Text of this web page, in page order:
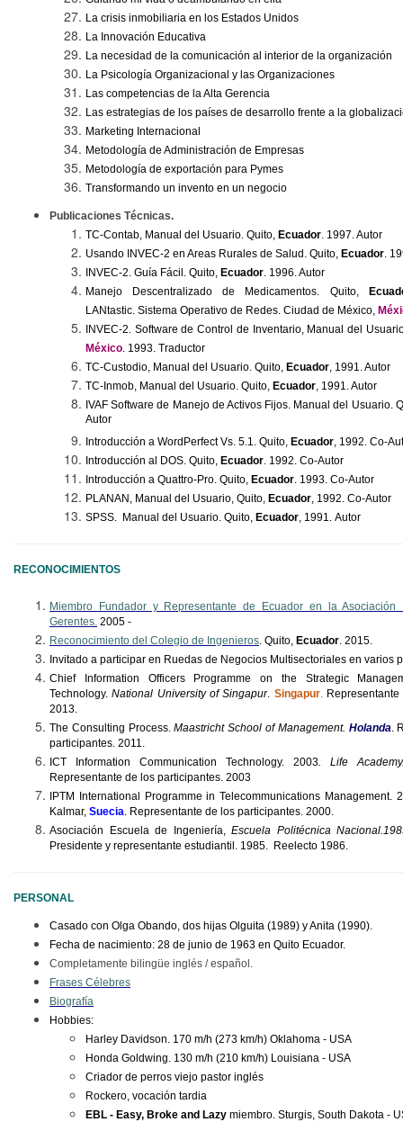
La crisis inmobiliaria en los Estados Unidos
La Innovación Educativa
La necesidad de la comunicación al interior de la organización
La Psicología Organizacional y las Organizaciones
Las competencias de la Alta Gerencia
Las estrategias de los países de desarrollo frente a la
Marketing Internacional
Metodología de Administración de Empresas
Metodología de exportación para Pymes
Transformando un invento en un negocio
Publicaciones Técnicas.
TC-Contab , Manual del Usuario. Quito, Ecuador . 1997. Autor
Usando INVEC-2 en Areas Rurales de Salud. Quito, Ecuador .
INVEC-2. Guía Fácil. Quito, Ecuador 1996. Autor
Manejo Descentralizado de Medicamentos. Quito,
LANtastic . Sistema Operativo de Redes. Ciudad de México,
INVEC-2. Software de Control de Inventario, Manual del
México . 1993. Traductor
TC-Custodio, Manual del Usuario. Quito, Ecuador , 1991. Autor
TC-Inmob , Manual del Usuario. Quito, Ecuador , 1991. Autor
IVAF Software de Manejo de Activos Fijos. Manual del Usuario.
Autor
Introducción a WordPerfect Vs. 5.1. Quito, Ecuador , 1992. Co-
Introducción al DOS. Quito, Ecuador 1992. Co-Autor
Introducción a Quattro-Pro. Quito, Ecuador 1993. Co-Autor
PLANAN, Manual del Usuario, Quito, Ecuador , 1992. Co-Autor
SPSS. Manual del Usuario. Quito, Ecuador , 1991. Autor
RECONOCIMIENTOS
Miembro Fundador y Representante de Ecuador en la Asociación
Gerentes. 2005 -
Reconocimiento del Colegio de Ingenieros . Quito, Ecuador . 2015.
Invitado a participar en Ruedas de Negocios Multisectoriales en varios
Chief Information Officers Programme on the Strategic
Technology.National University ofSingapur. Singapur. Representante
2013.
The Consulting Process.Maastricht School of Management. Holanda .
participantes. 2011.
ICT Information Communication Technology. 2003 Life Academy
Representante de los participantes. 2003
IPTM International Programme in Telecommunications Management.
Kalmar, Suecia . Representante de los participantes. 2000.
Asociación Escuela de Ingeniería,Escuela Politécnica
Presidente y representante estudiantil. 1985. Reelecto 1986.
PERSONAL
Casado con Olga Obando, dos hijas Olguita (1989) y Anita (1990).
Fecha de nacimiento: 28 de junio de 1963 en Quito Ecuador.
Completamente bilingüe inglés / español.
Frases Célebres
Biografía
Hobbies:
Harley Davidson. 170 m/h (273 km/h) Oklahoma - USA
Honda Goldwing. 130 m/h (210 km/h) Louisiana - USA
Criador de perros viejo pastor inglés
Rockero, vocación tardia
EBL - Easy, Broke and Lazy miembro. Sturgis, South Dakota -